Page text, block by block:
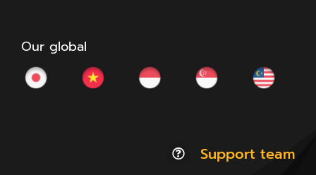
Our global
Support team